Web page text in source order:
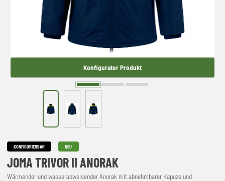
Konfigurator Produkt
KONFIGURIERBAR NEU
JOMA TRIVOR II ANORAK
Wärmender und wasserabweisender Anorak mit abnehmbarer Kapuze und